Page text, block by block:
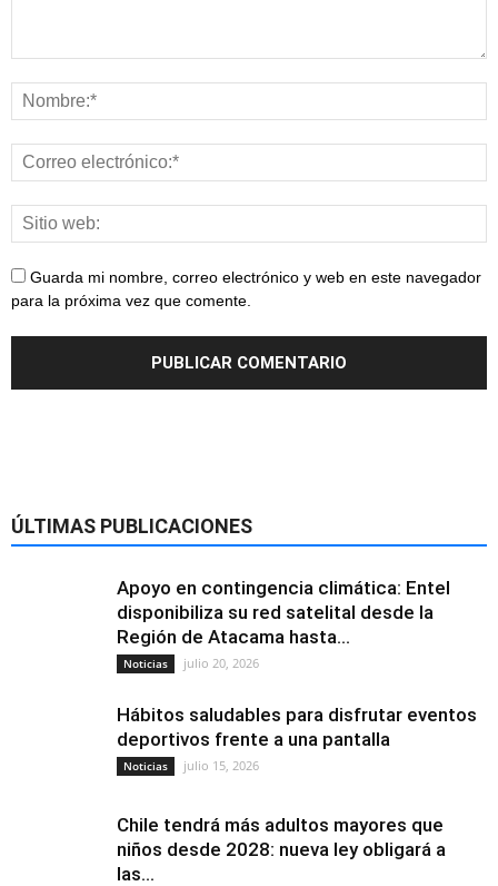
Guarda mi nombre, correo electrónico y web en este navegador
para la próxima vez que comente.
ÚLTIMAS PUBLICACIONES
Apoyo en contingencia climática: Entel
disponibiliza su red satelital desde la
Región de Atacama hasta...
Noticias julio 20, 2026
Hábitos saludables para disfrutar eventos
deportivos frente a una pantalla
Noticias julio 15, 2026
Chile tendrá más adultos mayores que
niños desde 2028: nueva ley obligará a
las...